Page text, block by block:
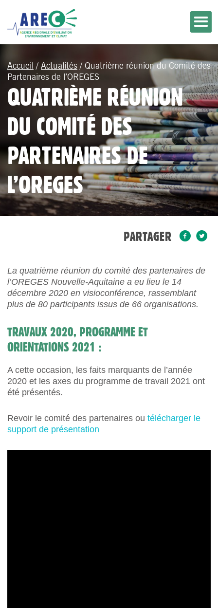
Accueil / Actualités / Quatrième réunion du Comité des
Partenaires de l’OREGES
QUATRIÈME RÉUNION
DU COMITÉ DES
PARTENAIRES DE
L’OREGES
PARTAGER
La quatrième réunion du comité des partenaires de
l’OREGES Nouvelle-Aquitaine a eu lieu le 14
décembre 2020 en visioconférence, rassemblant
plus de 80 participants issus de 66 organisations.
TRAVAUX 2020, PROGRAMME ET
ORIENTATIONS 2021 :
A cette occasion, les faits marquants de l’année
2020 et les axes du programme de travail 2021 ont
été présentés.
Revoir le comité des partenaires ou télécharger le
support de présentation